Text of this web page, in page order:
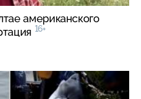
американского
16+